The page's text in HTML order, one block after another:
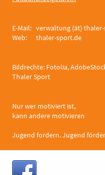
E-Mail: verwaltung (ät)
Web: thaler-sport.de
Bildrechte: Fotolia,
Thaler Sport
Nur wer motiviert ist,
kann andere motivieren
Jugend fordern. Jugend